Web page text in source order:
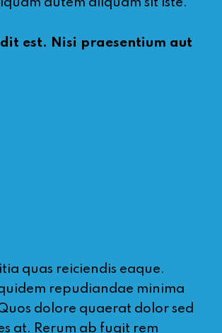
est. Nisi praesentium aut
quas reiciendis eaque.
repudiandae minima
dolore quaerat dolor sed
at. Rerum ab fugit rem